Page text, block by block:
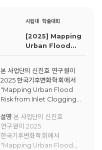
시립대 학술대회
[2025] Mapping
Urban Flood
Risk from Inlet
Future Climate:
A Decision-
Support
Approach for
Urban Resilience
본 사업단의 신진호 연구원이
2025 한국기후변화학회에서
"Mapping Urban Flood
Risk from Inlet Clogging
Decision-Support
Approach for Urban
Resilience"에 대해 발표함.
설명 본 사업단의 신진호
연구원이 2025
한국기후변화학회에서
"Mapping Urban Flood